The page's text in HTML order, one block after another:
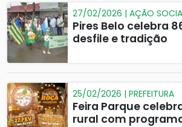
27/02/2026 | AÇÃO
Pires Belo celebra
desfile e tradição
25/02/2026 | PREFEITURA
Feira Parque
rural com